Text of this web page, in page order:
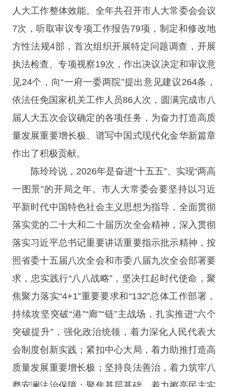
人大工作整体效能。全年共召开市人大常委会会议
7次，听取审议专项工作报告79项，制定和修改地
方性法规4部，首次组织开展特定问题调查，开展
执法检查、专项视察19次，作出决议决定和审议意
见24个，向“一府一委两院”提出意见建议264条，
依法任免国家机关工作人员86人次，圆满完成市八
届人大五次会议确定的各项任务，为奋力打造高质
量发展重要增长极、谱写中国式现代化金华新篇章
作出了积极贡献。
陈玲玲说，2026年是奋进“十五五”、实现“两高
一图景”的开局之年。市人大常委会要坚持以习近
平新时代中国特色社会主义思想为指导，全面贯彻
落实党的二十大和二十届历次全会精神，深入贯彻
落实习近平总书记重要讲话重要指示批示精神，按
照省委十五届八次全会和市委八届九次全会部署要
求，忠实践行“八八战略”，坚决扛起时代使命，聚
焦聚力落实“4+1”重要要求和“132”总体工作部署，
持续攻坚突破“港”“廊”“链”主战场，扎实推进“六个
突破提升”，强化政治统领，着力深化人民代表大
会制度创新实践；紧扣中心大局，着力助推打造高
质量发展重要增长极；坚持良法善治，着力筑牢八